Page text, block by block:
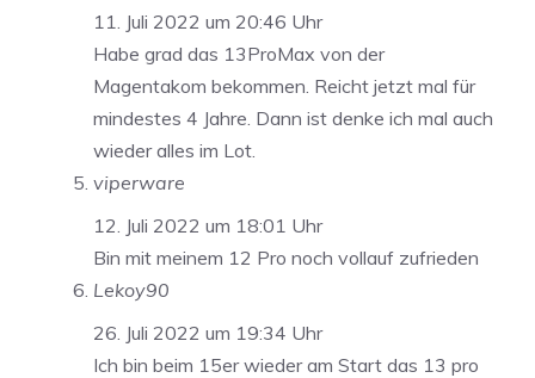
11. Juli 2022 um 20:46 Uhr
Habe grad das 13ProMax von der
Magentakom bekommen. Reicht jetzt mal für
mindestes 4 Jahre. Dann ist denke ich mal auch
wieder alles im Lot.
viperware
12. Juli 2022 um 18:01 Uhr
Bin mit meinem 12 Pro noch vollauf zufrieden
Lekoy90
26. Juli 2022 um 19:34 Uhr
Ich bin beim 15er wieder am Start das 13 pro